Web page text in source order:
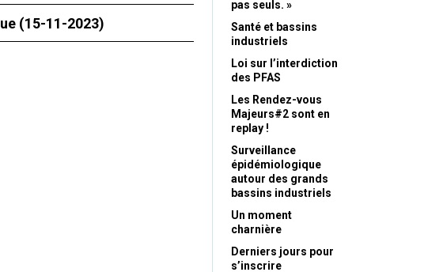
(15-11-2023)
pas seuls. »
Santé et bassins
industriels
Loi sur l’interdiction
des PFAS
Les Rendez-vous
Majeurs#2 sont en
replay !
Surveillance
épidémiologique
autour des grands
bassins industriels
Un moment
charnière
Derniers jours pour
s’inscrire